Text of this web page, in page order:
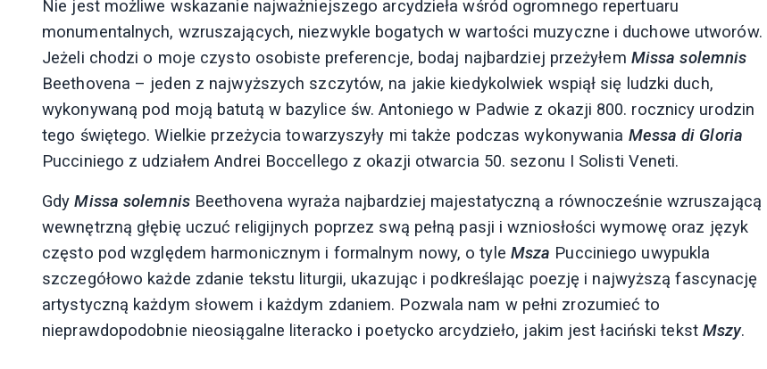
Nie jest możliwe wskazanie najważniejszego arcydzieła wśród ogromnego repertuaru
monumentalnych, wzruszających, niezwykle bogatych w wartości muzyczne i duchowe utworów.
Jeżeli chodzi o moje czysto osobiste preferencje, bodaj najbardziej przeżyłem Missa solemnis
Beethovena – jeden z najwyższych szczytów, na jakie kiedykolwiek wspiął się ludzki duch,
wykonywaną pod moją batutą w bazylice św. Antoniego w Padwie z okazji 800. rocznicy urodzin
tego świętego. Wielkie przeżycia towarzyszyły mi także podczas wykonywania Messa di Gloria
Pucciniego z udziałem Andrei Boccellego z okazji otwarcia 50. sezonu I Solisti Veneti.
GdyMissa solemnisBeethovena wyraża najbardziej majestatyczną a równocześnie wzruszającą
wewnętrzną głębię uczuć religijnych poprzez swą pełną pasji i wzniosłości wymowę oraz język
często pod względem harmonicznym i formalnym nowy, o tyle Msza Pucciniego uwypukla
szczegółowo każde zdanie tekstu liturgii, ukazując i podkreślając poezję i najwyższą fascynację
artystyczną każdym słowem i każdym zdaniem. Pozwala nam w pełni zrozumieć to
nieprawdopodobnie nieosiągalne literacko i poetycko arcydzieło, jakim jest łaciński tekst Mszy.